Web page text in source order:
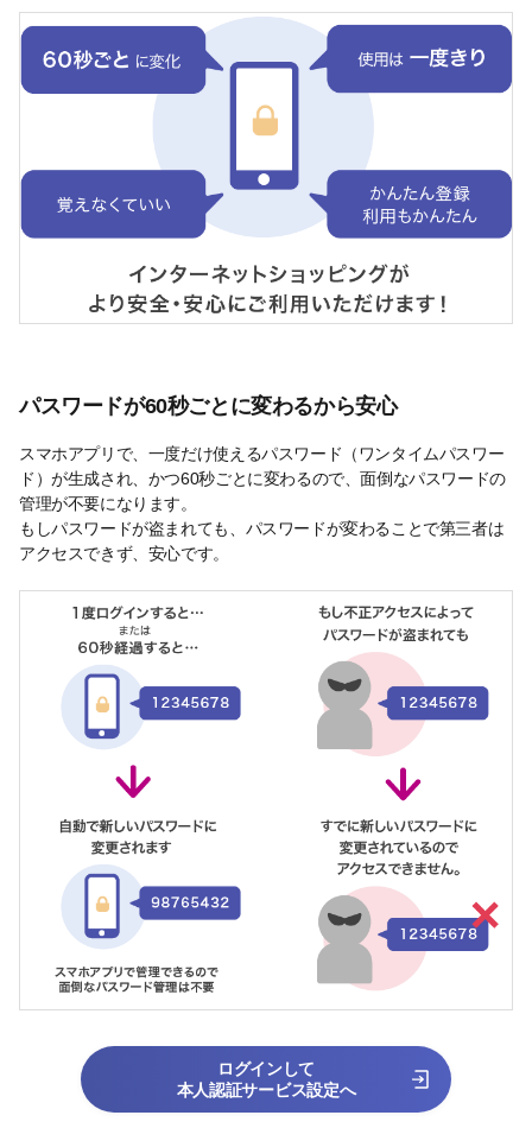
パスワードが60秒ごとに変わるから安心
スマホアプリで、一度だけ使えるパスワード（ワンタイムパスワー
ド）が生成され、かつ60秒ごとに変わるので、面倒なパスワードの
管理が不要になります。
もしパスワードが盗まれても、パスワードが変わることで第三者は
アクセスできず、安心です。
ログインして
本人認証サービス設定へ